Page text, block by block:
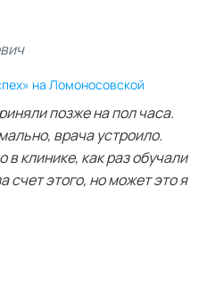
на Ломоносовской
позже на пол часа.
врача устроило.
клинике, как раз обучали
счет этого, но может это я